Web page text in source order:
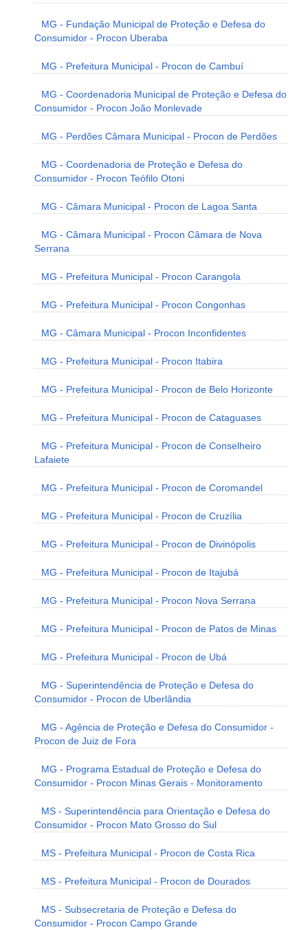
MG - Fundação Municipal de Proteção e Defesa do
Consumidor - Procon Uberaba
MG - Prefeitura Municipal - Procon de Cambuí
MG - Coordenadoria Municipal de Proteção e Defesa do
Consumidor - Procon João Monlevade
MG - Perdões Câmara Municipal - Procon de Perdões
MG - Coordenadoria de Proteção e Defesa do
Consumidor - Procon Teófilo Otoni
MG - Câmara Municipal - Procon de Lagoa Santa
MG - Câmara Municipal - Procon Câmara de Nova
Serrana
MG - Prefeitura Municipal - Procon Carangola
MG - Prefeitura Municipal - Procon Congonhas
MG - Câmara Municipal - Procon Inconfidentes
MG - Prefeitura Municipal - Procon Itabira
MG - Prefeitura Municipal - Procon de Belo Horizonte
MG - Prefeitura Municipal - Procon de Cataguases
MG - Prefeitura Municipal - Procon de Conselheiro
Lafaiete
MG - Prefeitura Municipal - Procon de Coromandel
MG - Prefeitura Municipal - Procon de Cruzília
MG - Prefeitura Municipal - Procon de Divinópolis
MG - Prefeitura Municipal - Procon de Itajubá
MG - Prefeitura Municipal - Procon Nova Serrana
MG - Prefeitura Municipal - Procon de Patos de Minas
MG - Prefeitura Municipal - Procon de Ubá
MG - Superintendência de Proteção e Defesa do
Consumidor - Procon de Uberlândia
MG - Agência de Proteção e Defesa do Consumidor -
Procon de Juiz de Fora
MG - Programa Estadual de Proteção e Defesa do
Consumidor - Procon Minas Gerais - Monitoramento
MS - Superintendência para Orientação e Defesa do
Consumidor - Procon Mato Grosso do Sul
MS - Prefeitura Municipal - Procon de Costa Rica
MS - Prefeitura Municipal - Procon de Dourados
MS - Subsecretaria de Proteção e Defesa do
Consumidor - Procon Campo Grande